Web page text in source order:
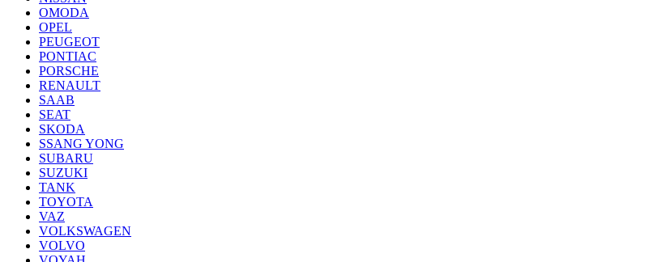
OMODA
OPEL
PEUGEOT
PONTIAC
PORSCHE
RENAULT
SAAB
SEAT
SKODA
SSANG YONG
SUBARU
SUZUKI
TANK
TOYOTA
VAZ
VOLKSWAGEN
VOLVO